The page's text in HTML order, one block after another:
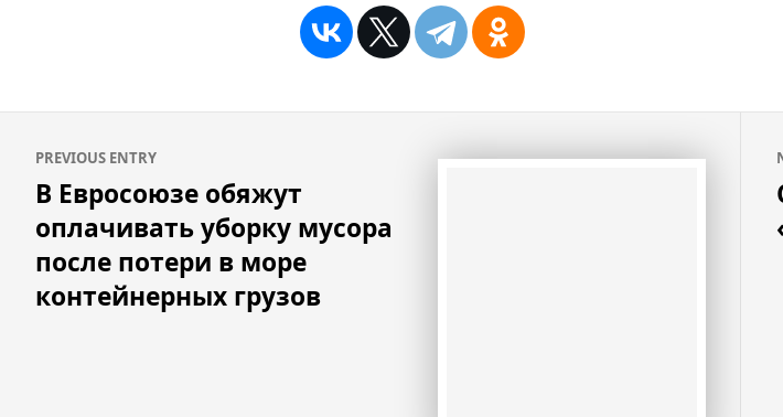
по
записям
PREVIOUS ENTRY
В Евросоюзе обяжут
оплачивать уборку мусора
после потери в море
контейнерных грузов